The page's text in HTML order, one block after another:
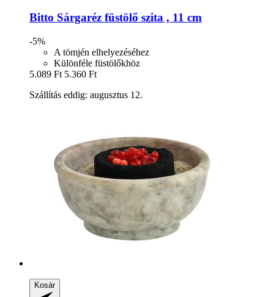
Bitto Sárgaréz füstölő szita , 11 cm
-5%
A tömjén elhelyezéséhez
Különféle füstölőkhöz
5.089 Ft 5.360 Ft
Szállítás eddig: augusztus 12.
Kosár